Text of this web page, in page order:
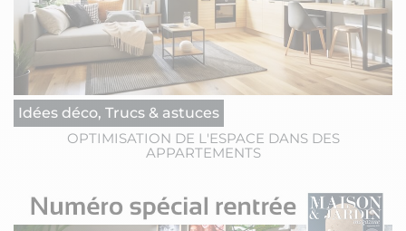
Idées déco, Trucs & astuces
OPTIMISATION DE L'ESPACE DANS DES
APPARTEMENTS